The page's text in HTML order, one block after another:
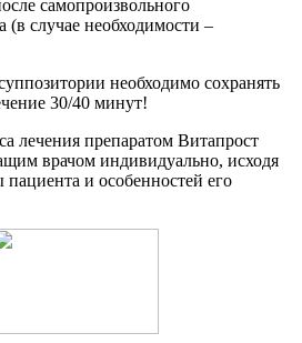
самопроизвольного
случае необходимости –
необходимо сохранять
30/40 минут!
лечения препаратом Витапрост
врачом индивидуально, исходя
и особенностей его